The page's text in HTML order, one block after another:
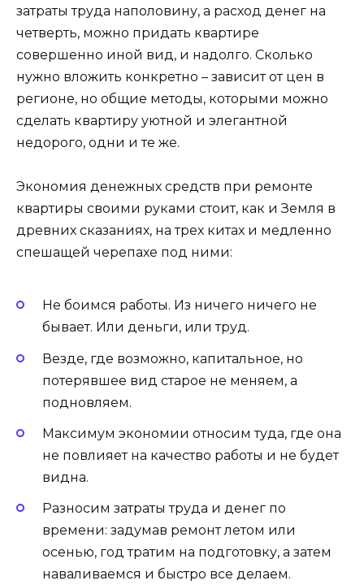
затраты труда наполовину, а расход денег на
четверть, можно придать квартире
совершенно иной вид, и надолго. Сколько
нужно вложить конкретно – зависит от цен в
регионе, но общие методы, которыми можно
сделать квартиру уютной и элегантной
недорого, одни и те же.
Экономия денежных средств при ремонте
квартиры своими руками стоит, как и Земля в
древних сказаниях, на трех китах и медленно
спешащей черепахе под ними:
Не боимся работы. Из ничего ничего не
бывает. Или деньги, или труд.
Везде, где возможно, капитальное, но
потерявшее вид старое не меняем, а
подновляем.
Максимум экономии относим туда, где она
не повлияет на качество работы и не будет
видна.
Разносим затраты труда и денег по
времени: задумав ремонт летом или
осенью, год тратим на подготовку, а затем
наваливаемся и быстро все делаем.